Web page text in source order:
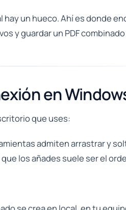
un hueco. Ahí es donde
y guardar un PDF
en
que uses:
admiten arrastrar y
los añades suele ser el